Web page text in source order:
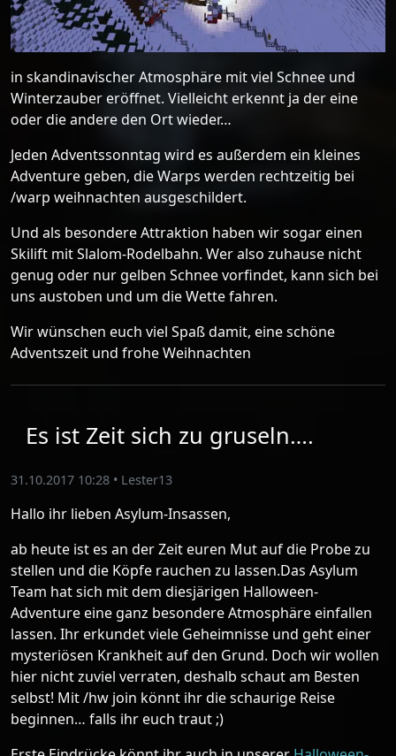
in skandinavischer Atmosphäre mit viel Schnee und
Winterzauber eröffnet. Vielleicht erkennt ja der eine
oder die andere den Ort wieder…
Jeden Adventssonntag wird es außerdem ein kleines
Adventure geben, die Warps werden rechtzeitig bei
/warp weihnachten ausgeschildert.
Und als besondere Attraktion haben wir sogar einen
Skilift mit Slalom-Rodelbahn. Wer also zuhause nicht
genug oder nur gelben Schnee vorfindet, kann sich bei
uns austoben und um die Wette fahren.
Wir wünschen euch viel Spaß damit, eine schöne
Adventszeit und frohe Weihnachten
Es ist Zeit sich zu gruseln….
31.10.2017 10:28 • Lester13
Hallo ihr lieben Asylum-Insassen,
ab heute ist es an der Zeit euren Mut auf die Probe zu
stellen und die Köpfe rauchen zu lassen.Das Asylum
Team hat sich mit dem diesjärigen Halloween-
Adventure eine ganz besondere Atmosphäre einfallen
lassen. Ihr erkundet viele Geheimnisse und geht einer
mysteriösen Krankheit auf den Grund. Doch wir wollen
hier nicht zuviel verraten, deshalb schaut am Besten
selbst! Mit /hw join könnt ihr die schaurige Reise
beginnen… falls ihr euch traut ;)